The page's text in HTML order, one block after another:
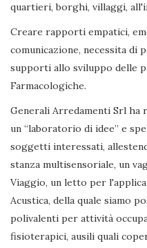
quartieri, borghi, villaggi,
Creare rapporti empatici,
comunicazione, necessita di
supporti allo sviluppo delle
Farmacologiche.
Generali Arredamenti Srl ha
un “laboratorio di idee” e
soggetti interessati,
stanza multisensoriale, un
Viaggio, un letto per
Acustica, della quale siamo
polivalenti per attività
fisioterapici, ausili quali